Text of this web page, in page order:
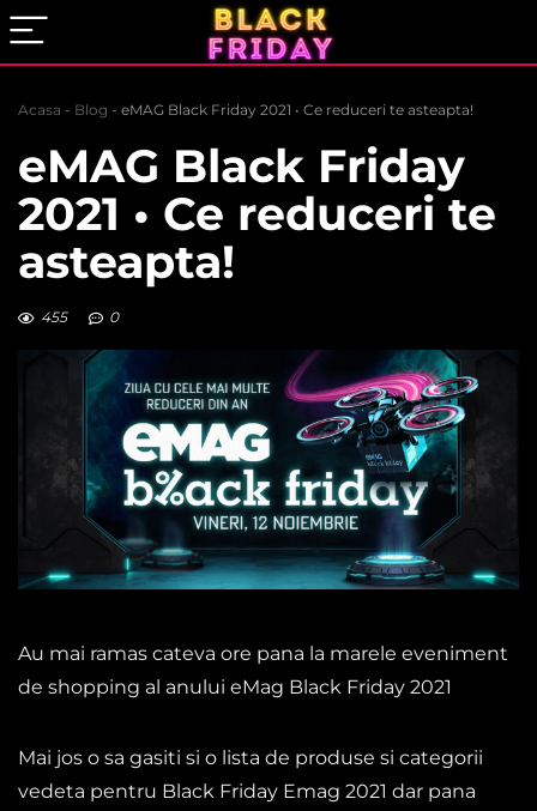
Acasa - Blog - eMAG Black Friday 2021 • Ce reduceri te asteapta!
eMAG Black Friday
2021 • Ce reduceri te
asteapta!
455 0
Au mai ramas cateva ore pana la marele eveniment
de shopping al anului eMag Black Friday 2021
Mai jos o sa gasiti si o lista de produse si categorii
vedeta pentru Black Friday Emag 2021 dar pana